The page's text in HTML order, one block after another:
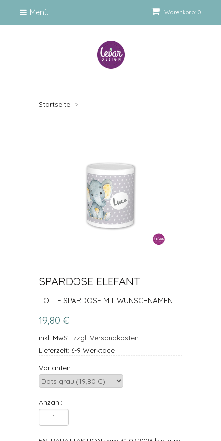
Warenkorb: 0
Menü
Startseite >
SPARDOSE ELEFANT
TOLLE SPARDOSE MIT WUNSCHNAMEN
19,80 €
inkl. MwSt. zzgl. Versandkosten
Lieferzeit: 6-9 Werktage
Varianten
Anzahl: